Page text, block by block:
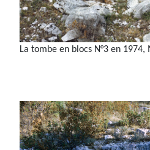
La tombe en blocs N°3 en 1974,